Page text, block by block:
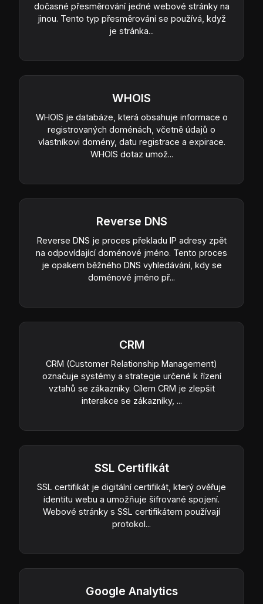
dočasné přesměrování jedné webové stránky na
jinou. Tento typ přesměrování se používá, když
je stránka...
WHOIS
WHOIS je databáze, která obsahuje informace o
registrovaných doménách, včetně údajů o
vlastníkovi domény, datu registrace a expirace.
WHOIS dotaz umož...
Reverse DNS
Reverse DNS je proces překladu IP adresy zpět
na odpovídající doménové jméno. Tento proces
je opakem běžného DNS vyhledávání, kdy se
doménové jméno př...
CRM
CRM (Customer Relationship Management)
označuje systémy a strategie určené k řízení
vztahů se zákazníky. Cílem CRM je zlepšit
interakce se zákazníky, ...
SSL Certifikát
SSL certifikát je digitální certifikát, který ověřuje
identitu webu a umožňuje šifrované spojení.
Webové stránky s SSL certifikátem používají
protokol...
Google Analytics